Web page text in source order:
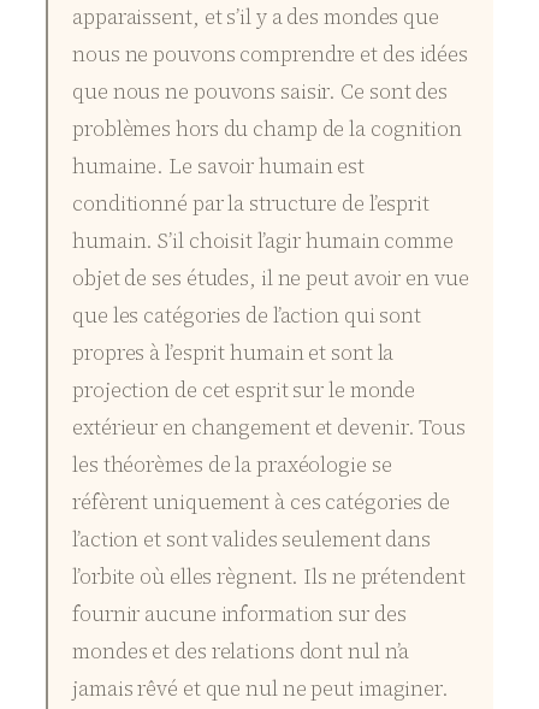
apparaissent, et s’il y a des mondes que
nous ne pouvons comprendre et des idées
que nous ne pouvons saisir. Ce sont des
problèmes hors du champ de la cognition
humaine. Le savoir humain est
conditionné par la structure de l’esprit
humain. S’il choisit l’agir humain comme
objet de ses études, il ne peut avoir en vue
que les catégories de l’action qui sont
propres à l’esprit humain et sont la
projection de cet esprit sur le monde
extérieur en changement et devenir. Tous
les théorèmes de la praxéologie se
réfèrent uniquement à ces catégories de
l’action et sont valides seulement dans
l’orbite où elles règnent. Ils ne prétendent
fournir aucune information sur des
mondes et des relations dont nul n’a
jamais rêvé et que nul ne peut imaginer.